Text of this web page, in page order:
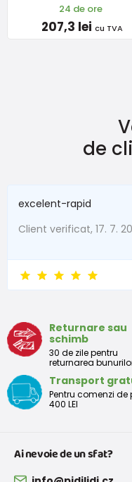
24 de ore
207,3 lei cu TVA
de
excelent-rapid
Client verificat, 17. 7.
Returnare sau
schimb
30 de zile pentru
returnarea
Transport
Pentru comenzi de
400 LEI
Ai nevoie de un sfat?